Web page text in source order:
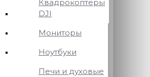
Квадрокоптеры
DJI
Мониторы
Ноутбуки
Печи и духовые